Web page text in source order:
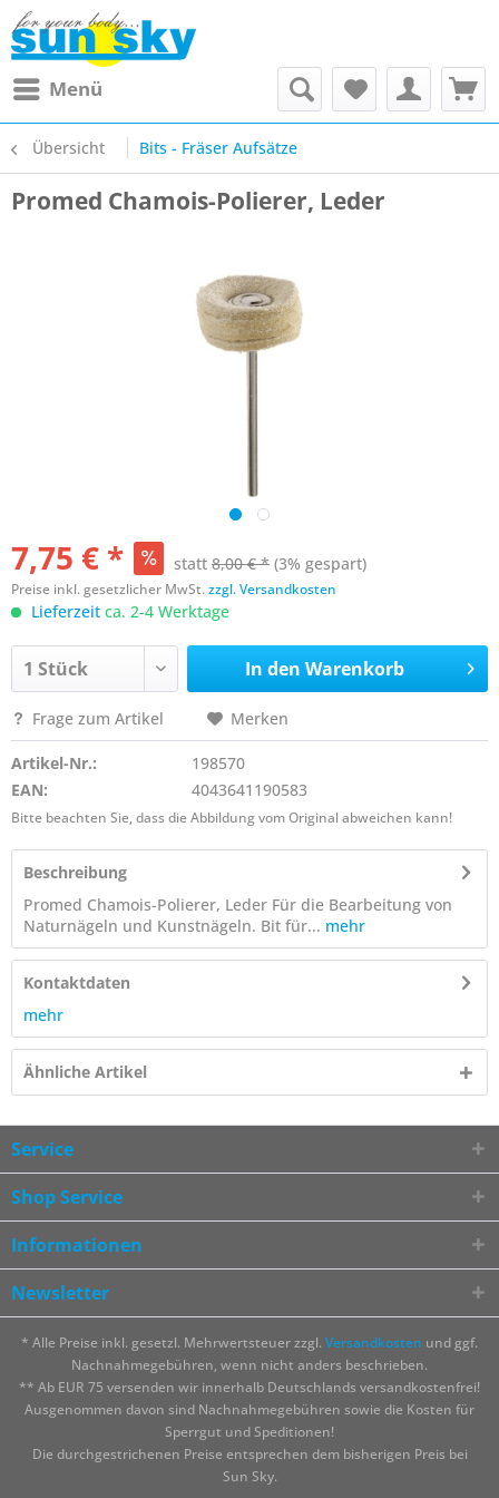
Menü
Übersicht Bits - Fräser Aufsätze
Promed Chamois-Polierer, Leder
7,75 € * statt 8,00 € * (3% gespart)
Preise inkl. gesetzlicher MwSt.zzgl. Versandkosten
Lieferzeit ca. 2-4 Werktage
In den Warenkorb
Frage zum Artikel Merken
Artikel-Nr.:
198570
EAN:
4043641190583
Bitte beachten Sie, dass die Abbildung vom Original abweichen kann!
Beschreibung
Promed Chamois-Polierer, Leder Für die Bearbeitung von
Naturnägeln und Kunstnägeln. Bit für... mehr
Kontaktdaten
mehr
Ähnliche Artikel
Service
Shop Service
Informationen
Newsletter
* Alle Preise inkl. gesetzl. Mehrwertsteuer zzgl. Versandkosten und ggf.
Nachnahmegebühren, wenn nicht anders beschrieben.
** Ab EUR 75 versenden wir innerhalb Deutschlands versandkostenfrei!
Ausgenommen davon sind Nachnahmegebühren sowie die Kosten für
Sperrgut und Speditionen!
Die durchgestrichenen Preise entsprechen dem bisherigen Preis bei
Sun Sky.